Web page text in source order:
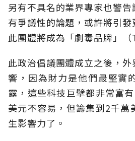
另有不具名的業界專家也警
有爭議性的論題，或許將引發
此團體將成為「劇毒品牌」
此政治倡議團體成立之後，
響，因為財力是他們最堅實
露，這些科技巨擘都非常富
美元不容易，但籌集到2千萬
生影響力了。